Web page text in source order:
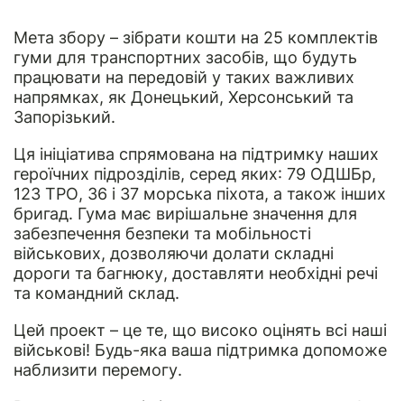
Мета збору – зібрати кошти на 25 комплектів
гуми для транспортних засобів, що будуть
працювати на передовій у таких важливих
напрямках, як Донецький, Херсонський та
Запорізький.
Ця ініціатива спрямована на підтримку наших
героїчних підрозділів, серед яких: 79 ОДШБр,
123 ТРО, 36 і 37 морська піхота, а також інших
бригад. Гума має вирішальне значення для
забезпечення безпеки та мобільності
військових, дозволяючи долати складні
дороги та багнюку, доставляти необхідні речі
та командний склад.
Цей проект – це те, що високо оцінять всі наші
військові! Будь-яка ваша підтримка допоможе
наблизити перемогу.